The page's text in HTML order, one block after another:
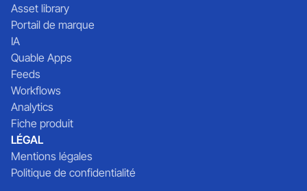
Asset library
Portail de marque
IA
Quable Apps
Feeds
Workflows
Analytics
Fiche produit
LÉGAL
Mentions légales
Politique de confidentialité